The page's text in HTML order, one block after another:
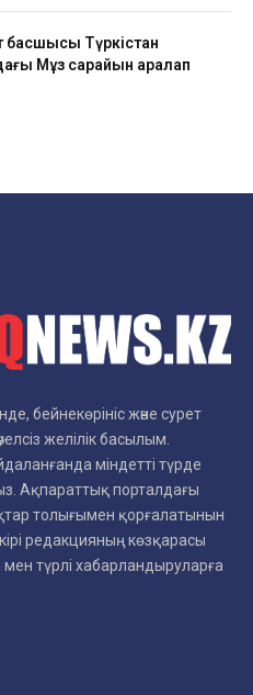
басшысы Түркістан
Мұз сарайын аралап
бейнекөрініс және сурет
желілік басылым.
міндетті түрде
Ақпараттық порталдағы
толығымен қорғалатынын
редакцияның көзқарасы
түрлі хабарландыруларға